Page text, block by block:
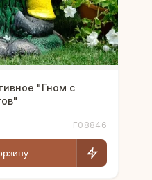
"Гном с
F08846